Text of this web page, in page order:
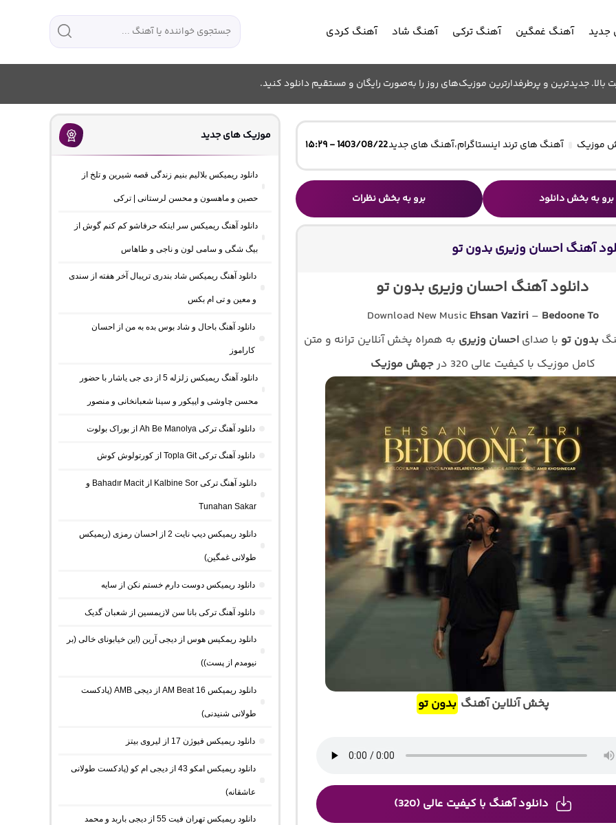
جدید آهنگ غمگین آهنگ ترکی آهنگ شاد آهنگ کردی
جدیدترین و پرطرفدارترین موزیک‌های روز را به‌صورت رایگان و مستقیم دانلود کنید.
موزیک آهنگ های ترند اینستاگرام،آهنگ های جدید1403/08/22 - ۱۵:۲۹
برو به بخش دانلود برو به بخش نظرات
آهنگ احسان وزیری بدون تو
دانلود آهنگ احسان وزیری بدون تو
Download New Music Ehsan Vaziri – Bedoone To
بدون تو با صدای احسان وزیری به همراه پخش آنلاین ترانه و متن
کامل موزیک با کیفیت عالی 320 در
جهش موزیک
پخش آنلاین آهنگ بدون تو
دانلود آهنگ با کیفیت عالی (320)
موزیک های جدید
دانلود ریمیکس بلالیم بنیم زندگی قصه شیرین و تلخ از
حصین و ماهسون و محسن لرستانی | ترکی
دانلود آهنگ ریمیکس سر اینکه حرفاشو کم کنم گوش از
بیگ شگی و سامی لون و ناجی و طاهاس
دانلود آهنگ ریمیکس شاد بندری تریبال آخر هفته از سندی
و معین و تی ام بکس
دانلود آهنگ باحال و شاد بوس بده به من از احسان
کاراموز
دانلود آهنگ ریمیکس زلزله 5 از دی جی یاشار با حضور
محسن چاوشی و اپیکور و سینا شعبانخانی و منصور
دانلود آهنگ ترکی Ah Be Manolya از بوراک بولوت
دانلود آهنگ ترکی Topla Git از کورتولوش کوش
دانلود آهنگ ترکی Kalbine Sor از Bahadır Macit و
Tunahan Sakar
دانلود ریمیکس دیپ نایت 2 از احسان رمزی (ریمیکس
طولانی غمگین)
دانلود ریمیکس دوست دارم خستم نکن از سایه
دانلود آهنگ ترکی بانا سن لازیمسین از شعبان گدیک
دانلود ریمکیس هوس از دیجی آرین (این خیابونای خالی (بر
نیومدم از پست))
دانلود ریمیکس AM Beat 16 از دیجی AMB (پادکست
طولانی شنیدنی)
دانلود ریمیکس فیوژن 17 از لیروی بیتز
دانلود ریمیکس امکو 43 از دیجی ام کو (پادکست طولانی
عاشقانه)
دانلود ریمیکس تهران فیت 55 از دیجی باربد و محمد